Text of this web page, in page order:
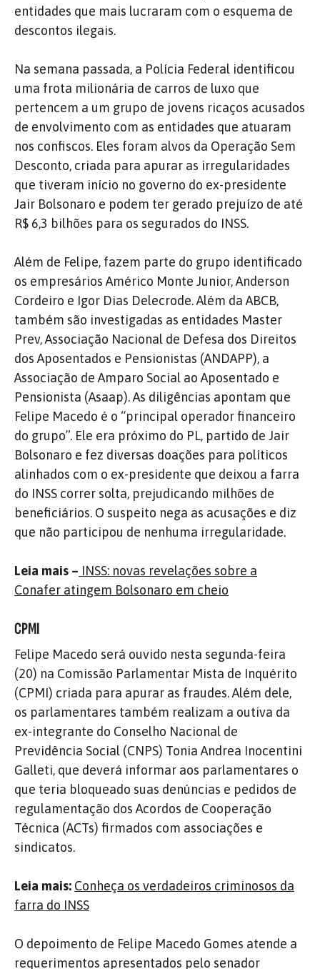
entidades que mais lucraram com o esquema de
descontos ilegais.
Na semana passada, a Polícia Federal identificou
uma frota milionária de carros de luxo que
pertencem a um grupo de jovens ricaços acusados
de envolvimento com as entidades que atuaram
nos confiscos. Eles foram alvos da Operação Sem
Desconto, criada para apurar as irregularidades
que tiveram início no governo do ex-presidente
Jair Bolsonaro e podem ter gerado prejuízo de até
R$ 6,3 bilhões para os segurados do INSS.
Além de Felipe, fazem parte do grupo identificado
os empresários Américo Monte Junior, Anderson
Cordeiro e Igor Dias Delecrode. Além da ABCB,
também são investigadas as entidades Master
Prev, Associação Nacional de Defesa dos Direitos
dos Aposentados e Pensionistas (ANDAPP), a
Associação de Amparo Social ao Aposentado e
Pensionista (Asaap). As diligências apontam que
Felipe Macedo é o “principal operador financeiro
do grupo”. Ele era próximo do PL, partido de Jair
Bolsonaro e fez diversas doações para políticos
alinhados com o ex-presidente que deixou a farra
do INSS correr solta, prejudicando milhões de
beneficiários. O suspeito nega as acusações e diz
que não participou de nenhuma irregularidade.
Leia mais – INSS: novas revelações sobre a
Conafer atingem Bolsonaro em cheio
CPMI
Felipe Macedo será ouvido nesta segunda-feira
(20) na Comissão Parlamentar Mista de Inquérito
(CPMI) criada para apurar as fraudes. Além dele,
os parlamentares também realizam a outiva da
ex-integrante do Conselho Nacional de
Previdência Social (CNPS) Tonia Andrea Inocentini
Galleti, que deverá informar aos parlamentares o
que teria bloqueado suas denúncias e pedidos de
regulamentação dos Acordos de Cooperação
Técnica (ACTs) firmados com associações e
sindicatos.
Leia mais: Conheça os verdadeiros criminosos da
farra do INSS
O depoimento de Felipe Macedo Gomes atende a
requerimentos apresentados pelo senador